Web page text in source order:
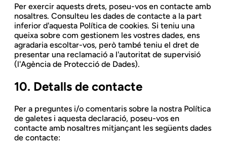
Per exercir aquests drets, poseu-vos en contacte amb
nosaltres. Consulteu les dades de contacte a la part
inferior d'aquesta Política de cookies. Si teniu una
queixa sobre com gestionem les vostres dades, ens
agradaria escoltar-vos, però també teniu el dret de
presentar una reclamació a l'autoritat de supervisió
(l'Agència de Protecció de Dades).
10. Detalls de contacte
Per a preguntes i/o comentaris sobre la nostra Política
de galetes i aquesta declaració, poseu-vos en
contacte amb nosaltres mitjançant les següents dades
de contacte: